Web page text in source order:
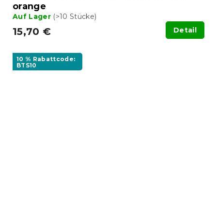
orange
Auf Lager (>10 Stücke)
15,70 € Detail
10 % Rabattcode:
BTS10